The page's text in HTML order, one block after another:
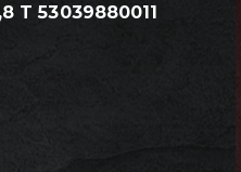
T 53039880011